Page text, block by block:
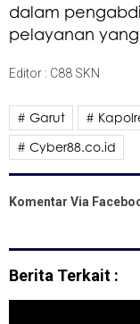
dalam
pelayanan
Editor : C88 SKN
# Garut #
# Cyber88.co.id
Komentar Via
Berita Terkait :